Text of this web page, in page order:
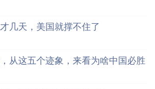
几天，美国就撑不住了
从这五个迹象，来看为啥中国必胜